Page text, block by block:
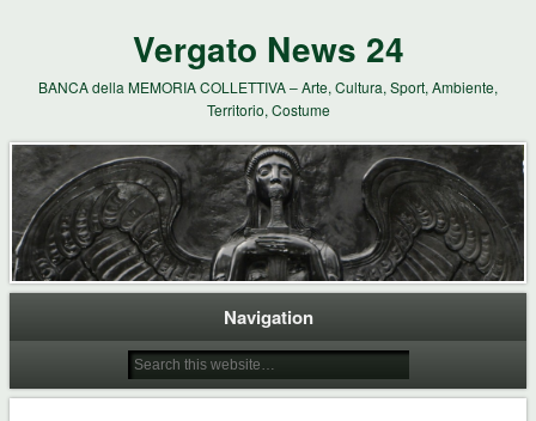
Vergato News 24
BANCA della MEMORIA COLLETTIVA – Arte, Cultura, Sport, Ambiente,
Territorio, Costume
Navigation